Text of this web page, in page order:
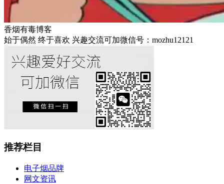
香烟有毒博客
始于偶然 终于喜欢 兴趣交流可加微信号：mozhu12121
推荐栏目
电子烟品牌
网文资讯